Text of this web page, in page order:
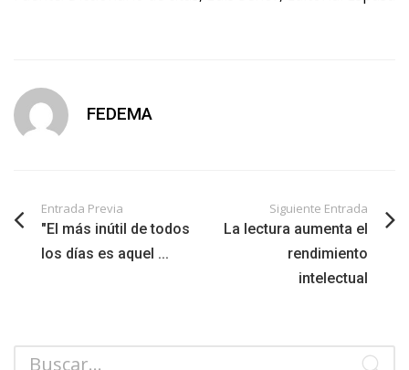
FEDEMA
Entrada Previa
"El más inútil de todos
los días es aquel ...
Siguiente Entrada
La lectura aumenta el
rendimiento
intelectual